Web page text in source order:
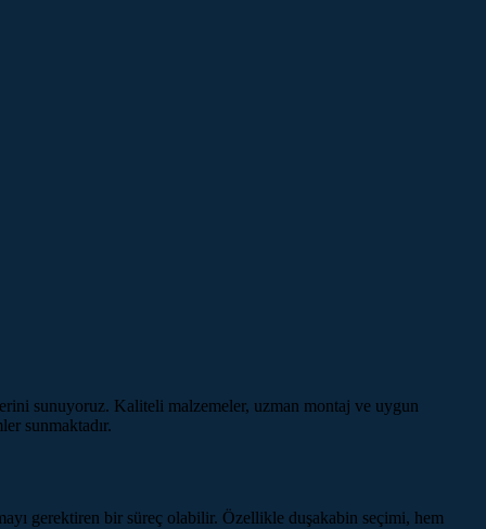
sunuyoruz. Kaliteli malzemeler, uzman montaj ve uygun
sunmaktadır.
gerektiren bir süreç olabilir. Özellikle duşakabin seçimi, hem